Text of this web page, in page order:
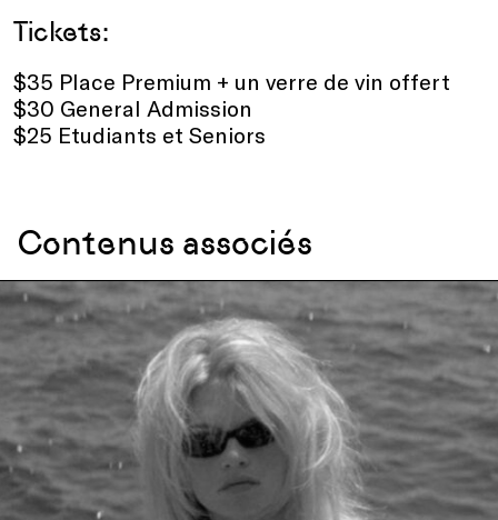
Tickets:
$35 Place Premium + un verre de vin offert
$30 General Admission
$25 Etudiants et Seniors
Contenus associés